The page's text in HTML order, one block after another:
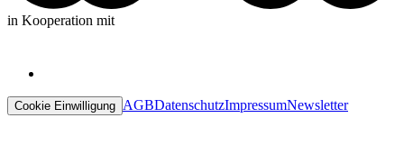
in Kooperation mit
Cookie Einwilligung AGBDatenschutzImpressumNewsletter